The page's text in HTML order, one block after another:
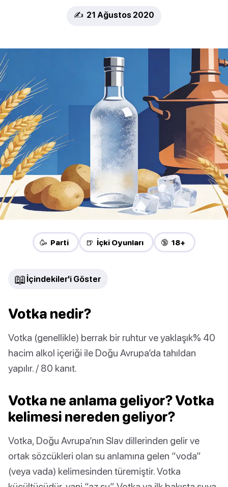
✍️ 21 Ağustos 2020
🥳 Parti 🍺 İçki Oyunları 🔞 18+
📖 İçindekiler'i Göster
Votka nedir?
Votka (genellikle) berrak bir ruhtur ve yaklaşık% 40
hacim alkol içeriği ile Doğu Avrupa’da tahıldan
yapılır. / 80 kanıt.
Votka ne anlama geliyor? Votka
kelimesi nereden geliyor?
Votka, Doğu Avrupa’nın Slav dillerinden gelir ve
ortak sözcükleri olan su anlamına gelen “voda”
(veya vada) kelimesinden türemiştir. Votka